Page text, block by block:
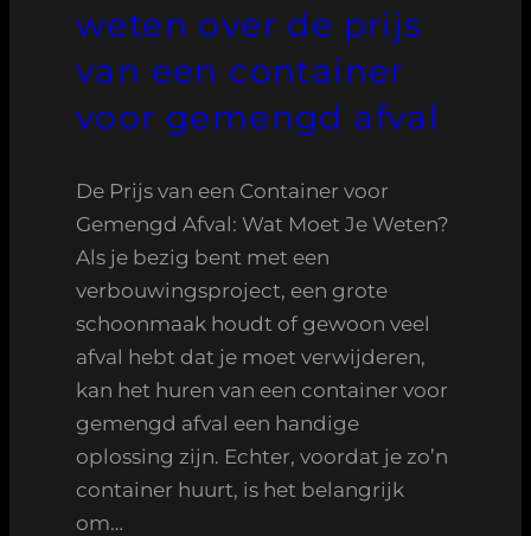
weten over de prijs
van een container
voor gemengd afval
De Prijs van een Container voor
Gemengd Afval: Wat Moet Je Weten?
Als je bezig bent met een
verbouwingsproject, een grote
schoonmaak houdt of gewoon veel
afval hebt dat je moet verwijderen,
kan het huren van een container voor
gemengd afval een handige
oplossing zijn. Echter, voordat je zo’n
container huurt, is het belangrijk
om…